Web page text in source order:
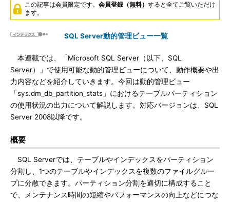
この記事は会員限定です。 会員登録（無料） すると全てご覧いただけ
ます。
SQL Server動的管理ビュー一覧
本連載では、「Microsoft SQL Server（以下、SQL
Server）」で使用可能な動的管理ビューについて、動作概要や出
力内容などを紹介していきます。今回は動的管理ビュー
「sys.dm_db_partition_stats」におけるテーブルパーティション
の使用状況の出力について解説します。対応バージョンは、SQL
Server 2008以降です。
概要
SQL Serverでは、テーブルやインデックスをパーティション
分割し、1つのテーブルやインデックスを複数のファイルグルー
プに分散できます。パーティション分割を適切に構成すること
で、メンテナンス時間の短縮やパフォーマンスの向上などにつな